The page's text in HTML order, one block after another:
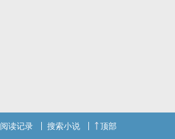
阅读记录 搜索小说 顶部